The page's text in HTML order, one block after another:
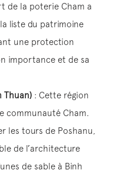
de la poterie Cham a
liste du patrimoine
une protection
importance et de sa
Thuan) : Cette région
communauté Cham.
les tours de Poshanu,
de l’architecture
de sable à Binh